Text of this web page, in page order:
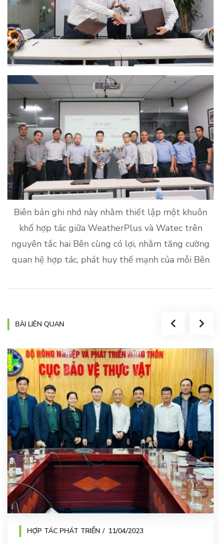
Biên bản ghi nhớ này nhằm thiết lập một khuôn
khổ hợp tác giữa WeatherPlus và Watec trên
nguyên tắc hai Bên cùng có lợi, nhằm tăng cường
quan hệ hợp tác, phát huy thế mạnh của mỗi Bên
BÀI LIÊN QUAN
HỢP TÁC PHÁT TRIỂN 11/04/2023